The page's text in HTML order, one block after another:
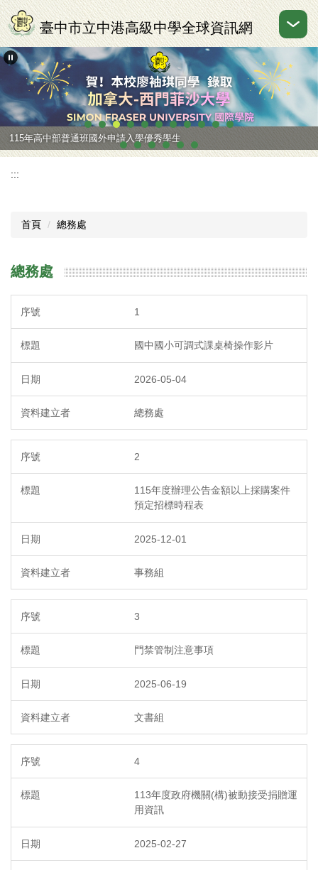
跳
到
主
要
區
臺中市立中港高級中學全球資訊網
115年高中部普通班國外申請入學優秀學生
:::
首頁 總務處
總務處
1
國中國小可調式課桌椅操作影片
2026-05-04
總務處
2
115年度辦理公告金額以上採購案件
預定招標時程表
2025-12-01
事務組
3
門禁管制注意事項
2025-06-19
文書組
4
113年度政府機關(構)被動接受捐贈運
用資訊
2025-02-27